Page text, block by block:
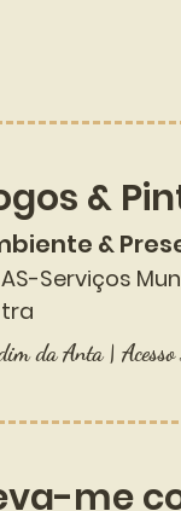
&
&
Serviços
da Anta |
me